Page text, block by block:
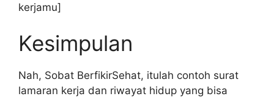
kerjamu]
Kesimpulan
Nah, Sobat BerfikirSehat, itulah contoh surat
lamaran kerja dan riwayat hidup yang bisa